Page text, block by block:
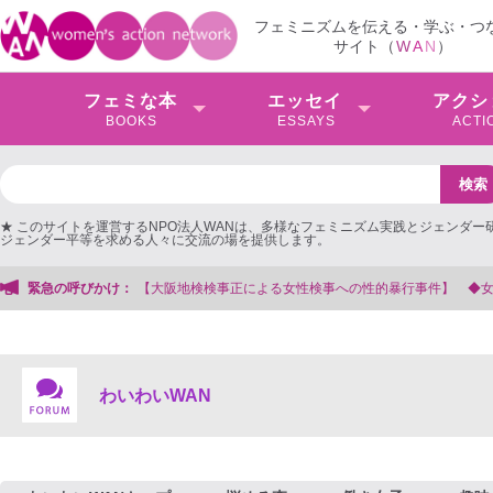
フェミニズムを伝える・学ぶ・つ
サイト（WAN ）
フェミな本
BOOKS
エッセイ
ESSAYS
アクシ
★ このサイトを運営するNPO法人WANは、多様なフェミニズム実践とジェンダー
ジェンダー平等を求める人々に交流の場を提供します。
緊急の呼びかけ：
地検検事正による女性検事への性的暴行事件】 ◆女性検事を支援する会事務局
わいわいWAN